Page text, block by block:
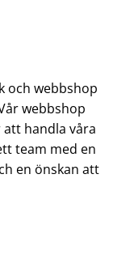
och webbshop
webbshop
handla våra
team med en
en önskan att